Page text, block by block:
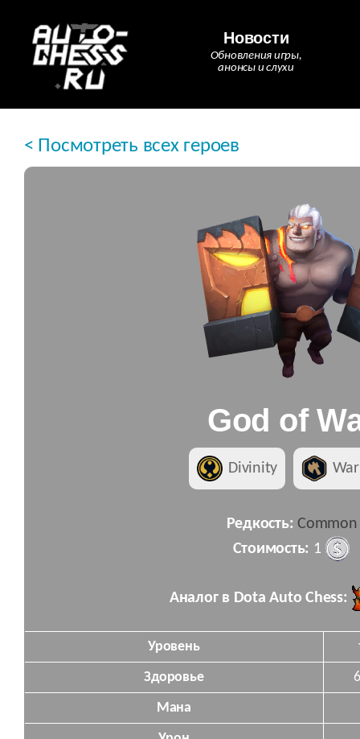
Новости
Обновления игры,
анонсы и слухи
< Посмотреть всех героев
God of
Divinity
Редкость: Common
Стоимость: 1
Аналог в Dota Auto Chess:
Уровень
Здоровье
Мана